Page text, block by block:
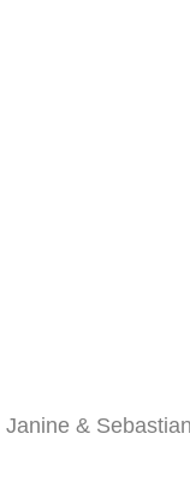
Janine &